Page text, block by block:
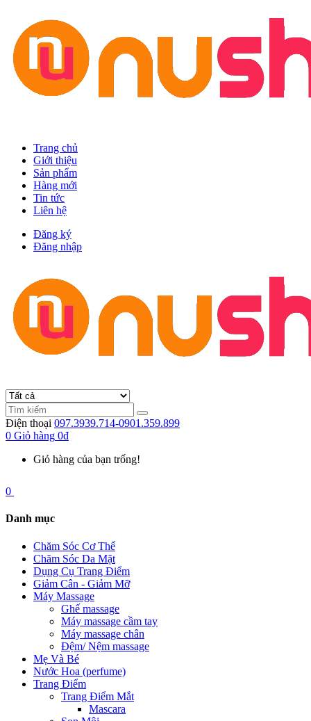
Trang chủ
Giới thiệu
Sản phẩm
Hàng mới
Tin tức
Liên hệ
Đăng ký
Đăng nhập
Điện thoại 097.3939.714-0901.359.899
0 Giỏ hàng 0đ
Giỏ hàng của bạn trống!
0
Danh mục
Chăm Sóc Cơ Thể
Chăm Sóc Da Mặt
Dụng Cụ Trang Điểm
Giảm Cân - Giảm Mỡ
Máy Massage
Ghế massage
Máy massage cầm tay
Máy massage chân
Đệm/ Nệm massage
Mẹ Và Bé
Nước Hoa (perfume)
Trang Điểm
Trang Điểm Mắt
Mascara